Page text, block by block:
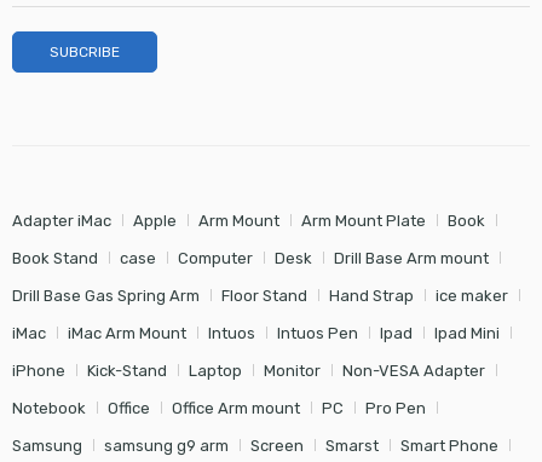
Adapter iMac Apple Arm Mount Arm Mount Plate Book
Book Stand case Computer Desk Drill Base Arm mount
Drill Base Gas Spring Arm Floor Stand Hand Strap ice maker
iMac iMac Arm Mount Intuos Intuos Pen Ipad Ipad Mini
iPhone Kick-Stand Laptop Monitor Non-VESA Adapter
Notebook Office Office Arm mount PC Pro Pen
Samsung samsung g9 arm Screen Smarst Smart Phone